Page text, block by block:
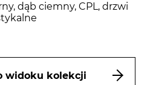
dąb ciemny, CPL, drzwi
widoku kolekcji